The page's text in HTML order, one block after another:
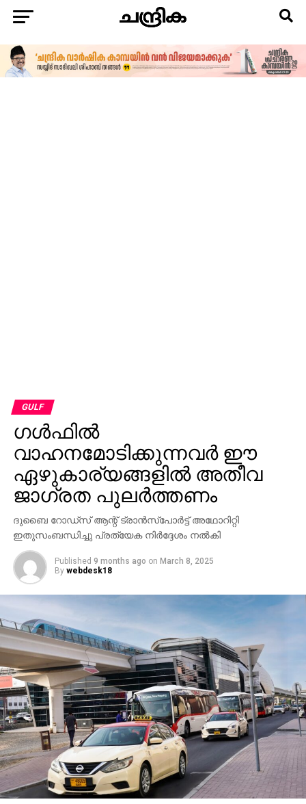
GULF
ഗള്‍ഫില്‍
വാഹനമോടിക്കുന്നവര്‍ ഈ
ഏഴുകാര്യങ്ങളില്‍ അതീവ
ജാഗ്രത പുലര്‍ത്തണം
ദുബൈ റോഡ്‌സ് ആന്റ് ട്രാന്‍സ്‌പോര്‍ട്ട് അഥോറിറ്റി
ഇതുസംബന്ധിച്ചു പ്രത്യേക നിര്‍ദ്ദേശം നല്‍കി
Published 9 months ago on March 8, 2025
By webdesk18